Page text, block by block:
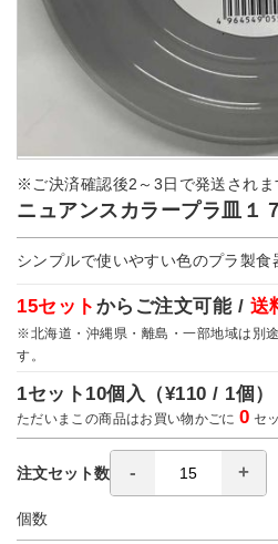
※ご決済確認後2～3日で発送されま
ニュアンスカラープラ皿１
シンプルで使いやすい色のプラ製食
15セット からご注文可能 / 送
※北海道・沖縄県・離島・一部地域は別
す。
1セット10個入（¥110 / 1個
ただいまこの商品はお買い物かごに0 セ
注文セット数
個数